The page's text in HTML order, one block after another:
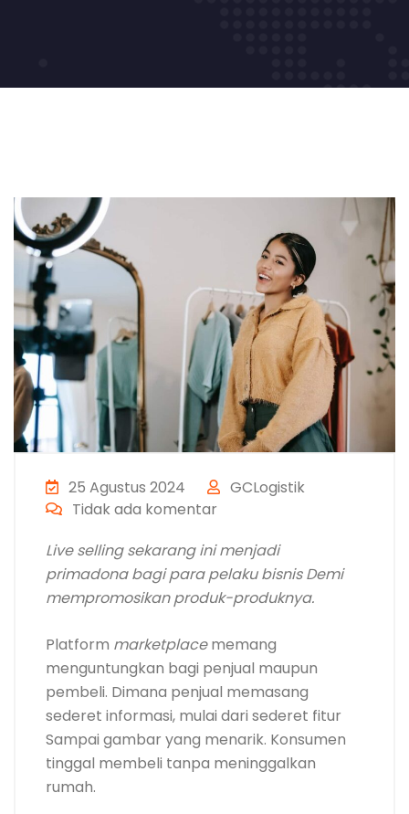
25 Agustus 2024
GCLogistik
Tidak ada komentar
Live selling sekarang ini menjadi
primadona bagi para pelaku bisnis Demi
mempromosikan produk-produknya.
Platform marketplacememang
menguntungkan bagi penjual maupun
pembeli. Dimana penjual memasang
sederet informasi, mulai dari sederet fitur
Sampai gambar yang menarik. Konsumen
tinggal membeli tanpa meninggalkan
rumah.